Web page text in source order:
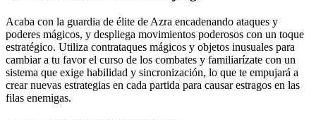
Acaba con la guardia de élite de Azra encadenando ataques y
poderes mágicos, y despliega movimientos poderosos con un toque
estratégico. Utiliza contrataques mágicos y objetos inusuales para
cambiar a tu favor el curso de los combates y familiarízate con un
sistema que exige habilidad y sincronización, lo que te empujará a
crear nuevas estrategias en cada partida para causar estragos en las
filas enemigas.